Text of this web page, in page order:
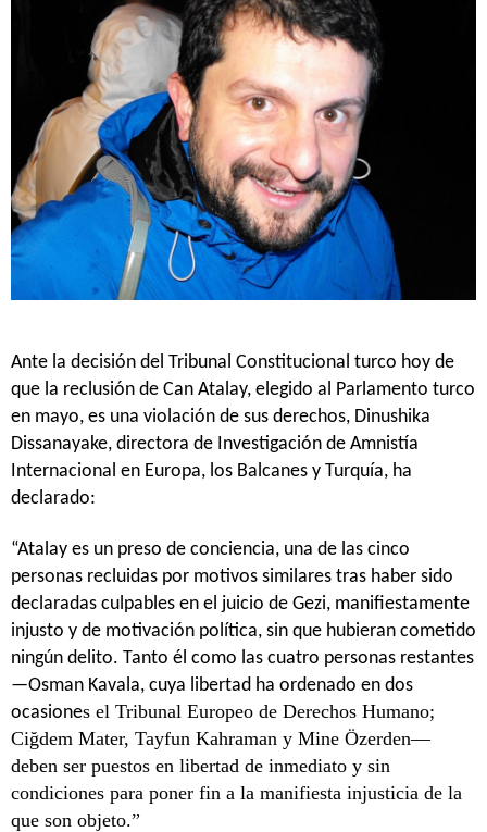
Ante la decisión del Tribunal Constitucional turco hoy de
que la reclusión de Can Atalay, elegido al Parlamento turco
en mayo, es una violación de sus derechos, Dinushika
Dissanayake, directora de Investigación de Amnistía
Internacional en Europa, los Balcanes y Turquía, ha
declarado:
“Atalay es un preso de conciencia, una de las cinco
personas recluidas por motivos similares tras haber sido
declaradas culpables en el juicio de Gezi, manifiestamente
injusto y de motivación política, sin que hubieran cometido
ningún delito. Tanto él como las cuatro personas restantes
—Osman Kavala, cuya libertad ha ordenado en dos
ocasiones el Tribunal Europeo de Derechos Humano;
Ciğdem Mater, Tayfun Kahraman y Mine Özerden—
deben ser puestos en libertad de inmediato y sin
condiciones para poner fin a la manifiesta injusticia de la
que son objeto.”